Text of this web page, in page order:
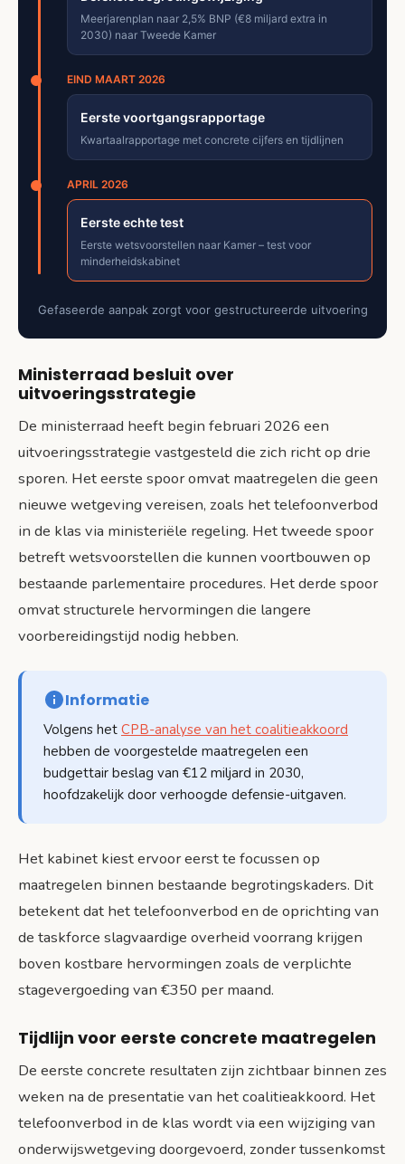
Meerjarenplan naar 2,5% BNP (€8 miljard extra in
2030) naar Tweede Kamer
EIND MAART 2026
Eerste voortgangsrapportage
Kwartaalrapportage met concrete cijfers en tijdlijnen
APRIL 2026
Eerste echte test
Eerste wetsvoorstellen naar Kamer – test voor
minderheidskabinet
Gefaseerde aanpak zorgt voor gestructureerde uitvoering
Ministerraad besluit over
uitvoeringsstrategie
De ministerraad heeft begin februari 2026 een
uitvoeringsstrategie vastgesteld die zich richt op drie
sporen. Het eerste spoor omvat maatregelen die geen
nieuwe wetgeving vereisen, zoals het telefoonverbod
in de klas via ministeriële regeling. Het tweede spoor
betreft wetsvoorstellen die kunnen voortbouwen op
bestaande parlementaire procedures. Het derde spoor
omvat structurele hervormingen die langere
voorbereidingstijd nodig hebben.
Informatie
Volgens het CPB-analyse van het coalitieakkoord
hebben de voorgestelde maatregelen een
budgettair beslag van €12 miljard in 2030,
hoofdzakelijk door verhoogde defensie-uitgaven.
Het kabinet kiest ervoor eerst te focussen op
maatregelen binnen bestaande begrotingskaders. Dit
betekent dat het telefoonverbod en de oprichting van
de taskforce slagvaardige overheid voorrang krijgen
boven kostbare hervormingen zoals de verplichte
stagevergoeding van €350 per maand.
Tijdlijn voor eerste concrete maatregelen
De eerste concrete resultaten zijn zichtbaar binnen zes
weken na de presentatie van het coalitieakkoord. Het
telefoonverbod in de klas wordt via een wijziging van
onderwijswetgeving doorgevoerd, zonder tussenkomst